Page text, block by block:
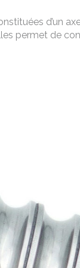
d’un
permet de